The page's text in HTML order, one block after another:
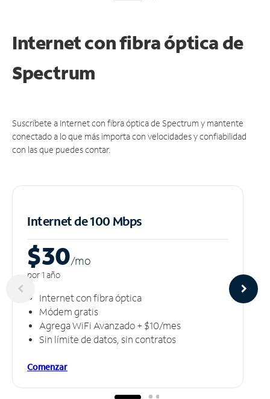
Internet con fibra óptica de
Spectrum
Suscríbete a Internet con fibra óptica de Spectrum y mantente
conectado a lo que más importa con velocidades y confiabilidad
con las que puedes contar.
Internet de 100 Mbps
$30/mo
por 1 año
Internet con fibra óptica
Módem gratis
Agrega WiFi Avanzado + $10/mes
Sin límite de datos, sin contratos
Comenzar